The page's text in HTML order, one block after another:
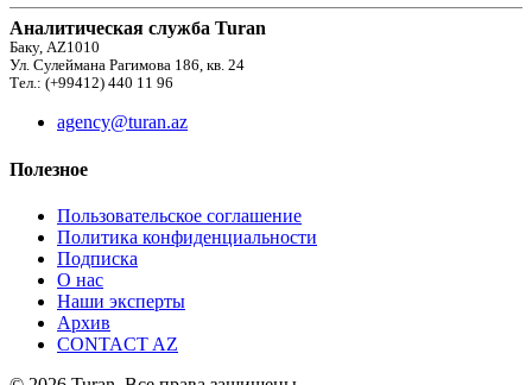
Аналитическая служба Turan
Баку, AZ1010
Ул. Сулеймана Рагимова 186, кв. 24
Тел.: (+99412) 440 11 96
agency@turan.az
Полезное
Пользовательское соглашение
Политика конфиденциальности
Подписка
О нас
Наши эксперты
Архив
CONTACT AZ